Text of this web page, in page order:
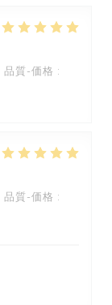
品質-価格 :
品質-価格 :